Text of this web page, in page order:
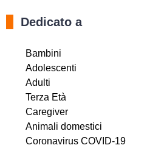
Dedicato a
Bambini
Adolescenti
Adulti
Terza Età
Caregiver
Animali domestici
Coronavirus COVID-19